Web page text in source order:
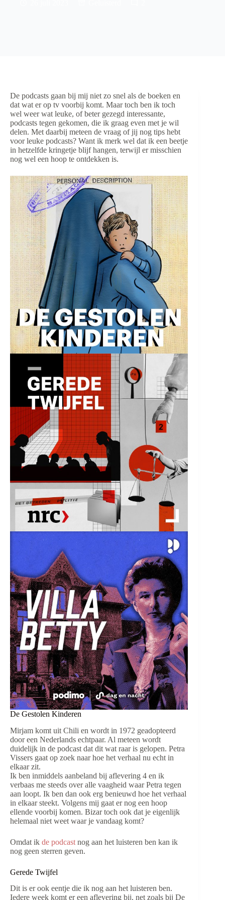
De podcasts gaan bij mij niet zo snel als de boeken en
dat wat er op tv voorbij komt. Maar toch ben ik toch
wel weer wat leuke, of beter gezegd interessante,
podcasts tegen gekomen, die ik graag even met je wil
delen. Met daarbij meteen de vraag of jij nog tips hebt
voor leuke podcasts? Want ik merk wel dat ik een beetje
in hetzelfde kringetje blijf hangen, terwijl er misschien
nog wel een hoop te ontdekken is.
De Gestolen Kinderen
Mirjam komt uit Chili en wordt in 1972 geadopteerd
door een Nederlands echtpaar. Al meteen wordt
duidelijk in de podcast dat dit wat raar is gelopen. Petra
Vissers gaat op zoek naar hoe het verhaal nu echt in
elkaar zit.
Ik ben inmiddels aanbeland bij aflevering 4 en ik
verbaas me steeds over alle vaagheid waar Petra tegen
aan loopt. Ik ben dan ook erg benieuwd hoe het verhaal
in elkaar steekt. Volgens mij gaat er nog een hoop
ellende voorbij komen. Bizar toch ook dat je eigenlijk
helemaal niet weet waar je vandaag komt?
Omdat ik de podcast nog aan het luisteren ben kan ik
nog geen sterren geven.
Gerede Twijfel
Dit is er ook eentje die ik nog aan het luisteren ben.
Iedere week komt er een aflevering bij, net zoals bij De